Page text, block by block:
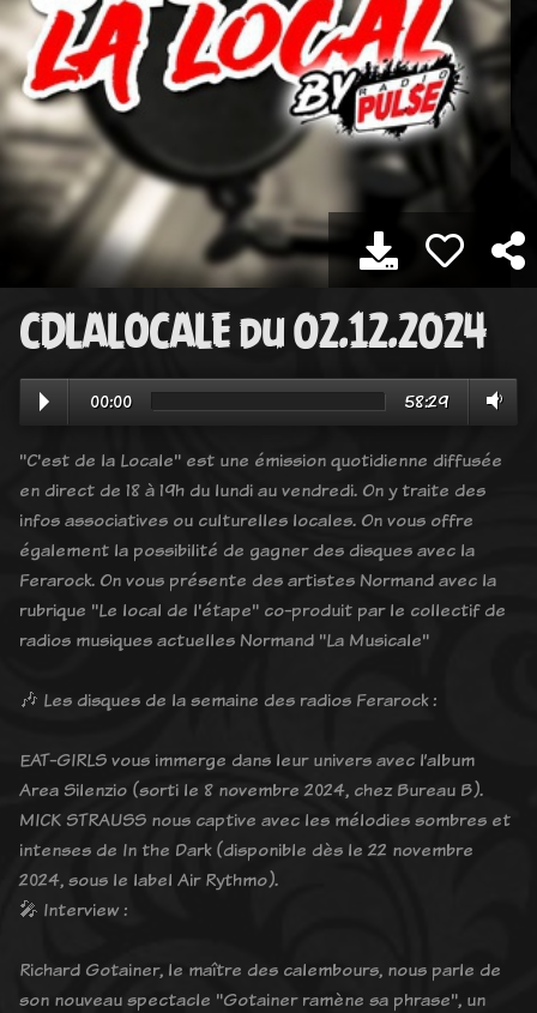
CDLALOCALE du 02.12.2024
00:00 58:29
"C'est de la Locale" est une émission quotidienne diffusée
en direct de 18 à 19h du lundi au vendredi. On y traite des
infos associatives ou culturelles locales. On vous offre
également la possibilité de gagner des disques avec la
Ferarock. On vous présente des artistes Normand avec la
rubrique "Le local de l'étape" co-produit par le collectif de
radios musiques actuelles Normand "La Musicale"
🎶 Les disques de la semaine des radios Ferarock :
EAT-GIRLS vous immerge dans leur univers avec l’album
Area Silenzio (sorti le 8 novembre 2024, chez Bureau B).
MICK STRAUSS nous captive avec les mélodies sombres et
intenses de In the Dark (disponible dès le 22 novembre
2024, sous le label Air Rythmo).
🎤 Interview :
Richard Gotainer, le maître des calembours, nous parle de
son nouveau spectacle "Gotainer ramène sa phrase", un